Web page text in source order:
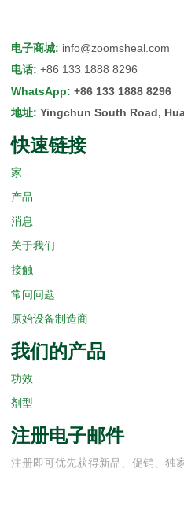
电子商城: info@zoomsheal.com
电话: +86 133 1888 8296
WhatsApp: +86 133 1888 8296
地址: Yingchun South Road,
快速链接
家
产品
消息
关于我们
接触
常问问题
原始设备制造商
我们的产品
功效
剂型
注册电子邮件
注册即可优先获得新品、促销、独